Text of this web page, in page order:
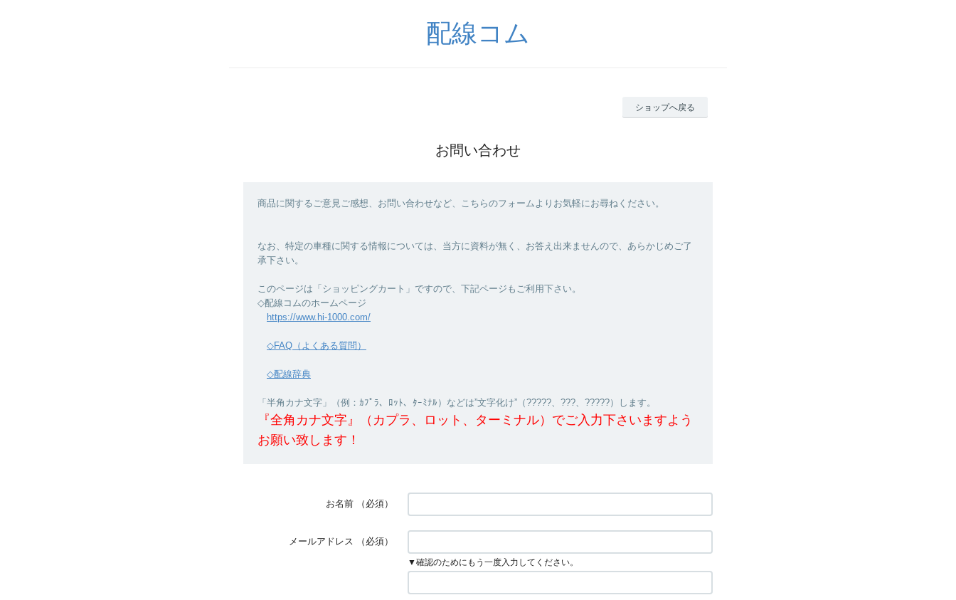
配線コム
ショップへ戻る
お問い合わせ
商品に関するご意見ご感想、お問い合わせなど、こちらのフォームよりお気軽にお尋ねください。
なお、特定の車種に関する情報については、当方に資料が無く、お答え出来ませんので、あらかじめご了
承下さい。
このページは「ショッピングカート」ですので、下記ページもご利用下さい。
◇配線コムのホームページ
https://www.hi-1000.com/
◇FAQ（よくある質問）
◇配線辞典
「半角カナ文字」（例：ｶﾌﾟﾗ、ﾛｯﾄ、ﾀｰﾐﾅﾙ）などは”文字化け”（?????、???、?????）します。
『全角カナ文字』（カプラ、ロット、ターミナル）でご入力下さいますよう
お願い致します！
お名前 （必須）
メールアドレス （必須）
▼確認のためにもう一度入力してください。